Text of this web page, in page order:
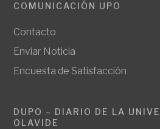
COMUNICACIÓN UPO
Contacto
Enviar Noticia
Encuesta de Satisfacción
DUPO – DIARIO DE LA
OLAVIDE